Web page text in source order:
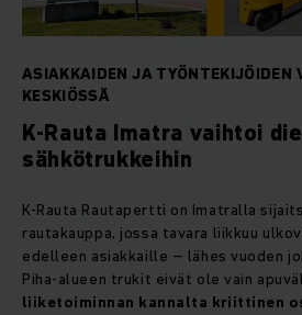
ASIAKKAIDEN JA TYÖNTEKIJÖIDEN
KESKIÖSSÄ
K-Rauta Imatra vaihtoi
sähkötrukkeihin
K‑Rauta Rautapertti on Imatralla
rautakauppa, jossa tavara liikkuu
edelleen asiakkaille – lähes vuoden
Piha‑alueen trukit eivät ole vain
liiketoiminnan kannalta kriittinen